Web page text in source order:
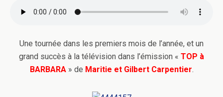
Une tournée dans les premiers mois de l’année, et un
grand succès à la télévision dans l’émission « TOP à
BARBARA» de Maritie et Gilbert Carpentier.